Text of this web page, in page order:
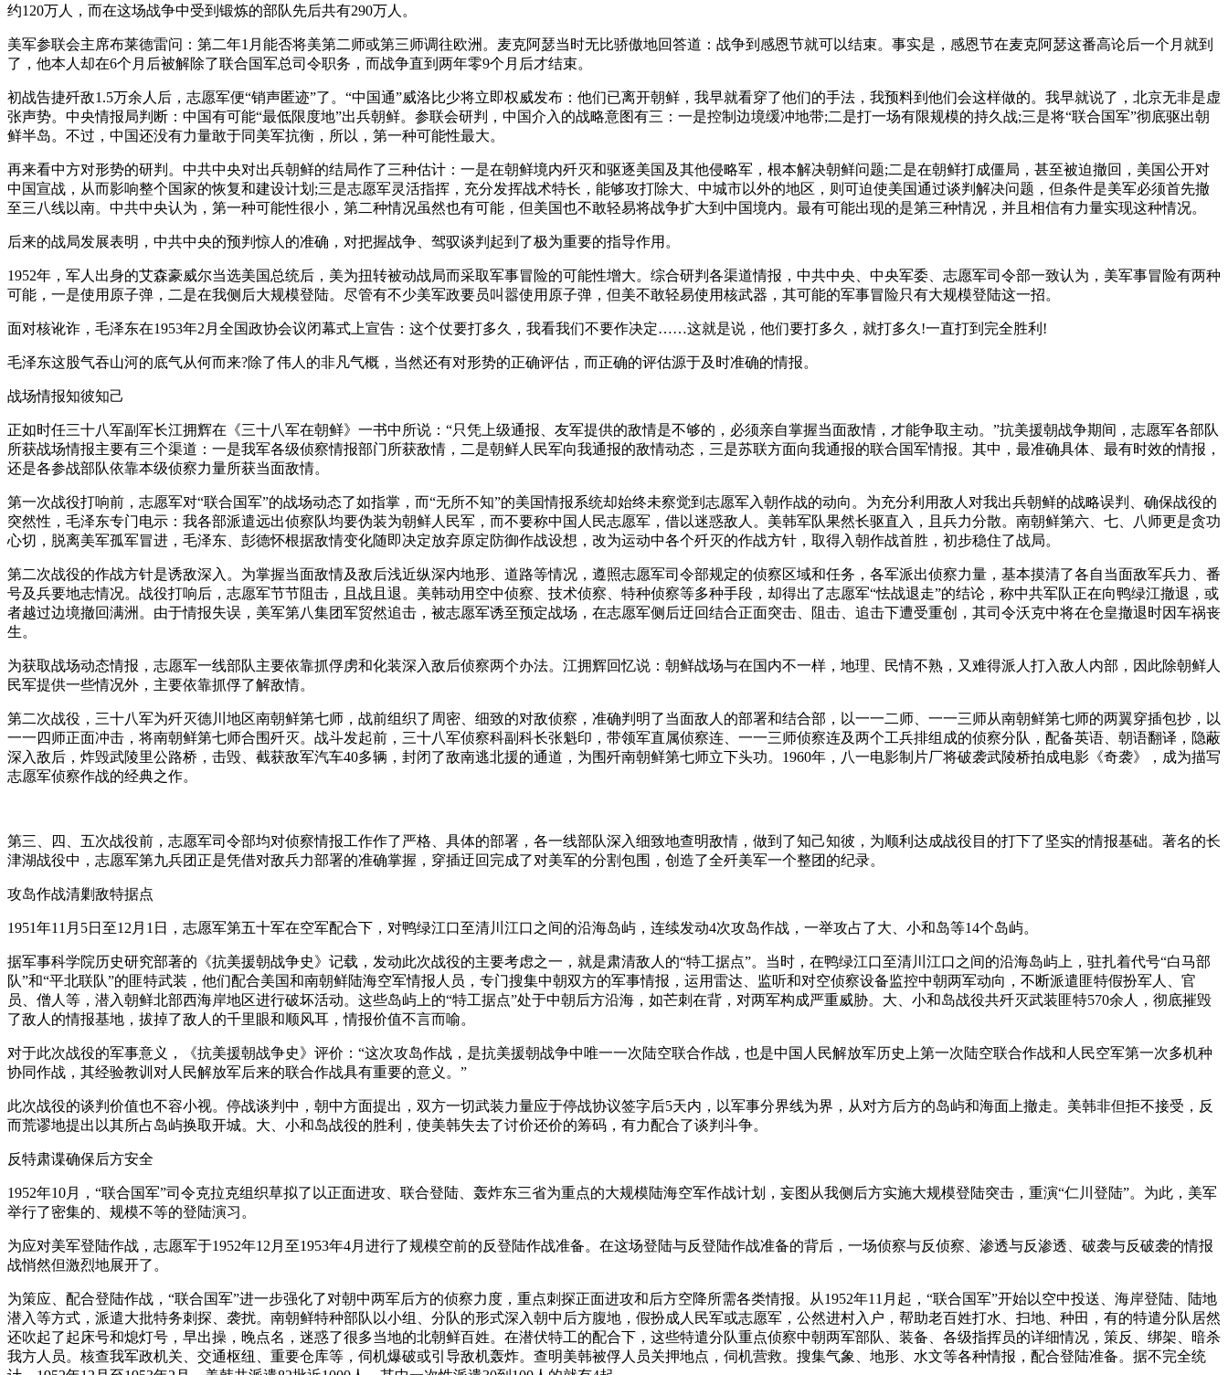
约120万人，而在这场战争中受到锻炼的部队先后共有290万人。
美军参联会主席布莱德雷问：第二年1月能否将美第二师或第三师调往欧洲。麦克阿瑟当时无比骄傲地回答道：战争到感恩节就可以结束。事实是，感恩节在麦克阿瑟这番高论后一个月就到
了，他本人却在6个月后被解除了联合国军总司令职务，而战争直到两年零9个月后才结束。
初战告捷歼敌1.5万余人后，志愿军便“销声匿迹”了。“中国通”威洛比少将立即权威发布：他们已离开朝鲜，我早就看穿了他们的手法，我预料到他们会这样做的。我早就说了，北京无非是虚
张声势。中央情报局判断：中国有可能“最低限度地”出兵朝鲜。参联会研判，中国介入的战略意图有三：一是控制边境缓冲地带;二是打一场有限规模的持久战;三是将“联合国军”彻底驱出朝
鲜半岛。不过，中国还没有力量敢于同美军抗衡，所以，第一种可能性最大。
再来看中方对形势的研判。中共中央对出兵朝鲜的结局作了三种估计：一是在朝鲜境内歼灭和驱逐美国及其他侵略军，根本解决朝鲜问题;二是在朝鲜打成僵局，甚至被迫撤回，美国公开对
中国宣战，从而影响整个国家的恢复和建设计划;三是志愿军灵活指挥，充分发挥战术特长，能够攻打除大、中城市以外的地区，则可迫使美国通过谈判解决问题，但条件是美军必须首先撤
至三八线以南。中共中央认为，第一种可能性很小，第二种情况虽然也有可能，但美国也不敢轻易将战争扩大到中国境内。最有可能出现的是第三种情况，并且相信有力量实现这种情况。
后来的战局发展表明，中共中央的预判惊人的准确，对把握战争、驾驭谈判起到了极为重要的指导作用。
1952年，军人出身的艾森豪威尔当选美国总统后，美为扭转被动战局而采取军事冒险的可能性增大。综合研判各渠道情报，中共中央、中央军委、志愿军司令部一致认为，美军事冒险有两种
可能，一是使用原子弹，二是在我侧后大规模登陆。尽管有不少美军政要员叫嚣使用原子弹，但美不敢轻易使用核武器，其可能的军事冒险只有大规模登陆这一招。
面对核讹诈，毛泽东在1953年2月全国政协会议闭幕式上宣告：这个仗要打多久，我看我们不要作决定……这就是说，他们要打多久，就打多久!一直打到完全胜利!
毛泽东这股气吞山河的底气从何而来?除了伟人的非凡气概，当然还有对形势的正确评估，而正确的评估源于及时准确的情报。
战场情报知彼知己
正如时任三十八军副军长江拥辉在《三十八军在朝鲜》一书中所说：“只凭上级通报、友军提供的敌情是不够的，必须亲自掌握当面敌情，才能争取主动。”抗美援朝战争期间，志愿军各部队
所获战场情报主要有三个渠道：一是我军各级侦察情报部门所获敌情，二是朝鲜人民军向我通报的敌情动态，三是苏联方面向我通报的联合国军情报。其中，最准确具体、最有时效的情报，
还是各参战部队依靠本级侦察力量所获当面敌情。
第一次战役打响前，志愿军对“联合国军”的战场动态了如指掌，而“无所不知”的美国情报系统却始终未察觉到志愿军入朝作战的动向。为充分利用敌人对我出兵朝鲜的战略误判、确保战役的
突然性，毛泽东专门电示：我各部派遣远出侦察队均要伪装为朝鲜人民军，而不要称中国人民志愿军，借以迷惑敌人。美韩军队果然长驱直入，且兵力分散。南朝鲜第六、七、八师更是贪功
心切，脱离美军孤军冒进，毛泽东、彭德怀根据敌情变化随即决定放弃原定防御作战设想，改为运动中各个歼灭的作战方针，取得入朝作战首胜，初步稳住了战局。
第二次战役的作战方针是诱敌深入。为掌握当面敌情及敌后浅近纵深内地形、道路等情况，遵照志愿军司令部规定的侦察区域和任务，各军派出侦察力量，基本摸清了各自当面敌军兵力、番
号及兵要地志情况。战役打响后，志愿军节节阻击，且战且退。美韩动用空中侦察、技术侦察、特种侦察等多种手段，却得出了志愿军“怯战退走”的结论，称中共军队正在向鸭绿江撤退，或
者越过边境撤回满洲。由于情报失误，美军第八集团军贸然追击，被志愿军诱至预定战场，在志愿军侧后迂回结合正面突击、阻击、追击下遭受重创，其司令沃克中将在仓皇撤退时因车祸丧
生。
为获取战场动态情报，志愿军一线部队主要依靠抓俘虏和化装深入敌后侦察两个办法。江拥辉回忆说：朝鲜战场与在国内不一样，地理、民情不熟，又难得派人打入敌人内部，因此除朝鲜人
民军提供一些情况外，主要依靠抓俘了解敌情。
第二次战役，三十八军为歼灭德川地区南朝鲜第七师，战前组织了周密、细致的对敌侦察，准确判明了当面敌人的部署和结合部，以一一二师、一一三师从南朝鲜第七师的两翼穿插包抄，以
一一四师正面冲击，将南朝鲜第七师合围歼灭。战斗发起前，三十八军侦察科副科长张魁印，带领军直属侦察连、一一三师侦察连及两个工兵排组成的侦察分队，配备英语、朝语翻译，隐蔽
深入敌后，炸毁武陵里公路桥，击毁、截获敌军汽车40多辆，封闭了敌南逃北援的通道，为围歼南朝鲜第七师立下头功。1960年，八一电影制片厂将破袭武陵桥拍成电影《奇袭》，成为描写
志愿军侦察作战的经典之作。
第三、四、五次战役前，志愿军司令部均对侦察情报工作作了严格、具体的部署，各一线部队深入细致地查明敌情，做到了知己知彼，为顺利达成战役目的打下了坚实的情报基础。著名的长
津湖战役中，志愿军第九兵团正是凭借对敌兵力部署的准确掌握，穿插迂回完成了对美军的分割包围，创造了全歼美军一个整团的纪录。
攻岛作战清剿敌特据点
1951年11月5日至12月1日，志愿军第五十军在空军配合下，对鸭绿江口至清川江口之间的沿海岛屿，连续发动4次攻岛作战，一举攻占了大、小和岛等14个岛屿。
据军事科学院历史研究部著的《抗美援朝战争史》记载，发动此次战役的主要考虑之一，就是肃清敌人的“特工据点”。当时，在鸭绿江口至清川江口之间的沿海岛屿上，驻扎着代号“白马部
队”和“平北联队”的匪特武装，他们配合美国和南朝鲜陆海空军情报人员，专门搜集中朝双方的军事情报，运用雷达、监听和对空侦察设备监控中朝两军动向，不断派遣匪特假扮军人、官
员、僧人等，潜入朝鲜北部西海岸地区进行破坏活动。这些岛屿上的“特工据点”处于中朝后方沿海，如芒刺在背，对两军构成严重威胁。大、小和岛战役共歼灭武装匪特570余人，彻底摧毁
了敌人的情报基地，拔掉了敌人的千里眼和顺风耳，情报价值不言而喻。
对于此次战役的军事意义，《抗美援朝战争史》评价：“这次攻岛作战，是抗美援朝战争中唯一一次陆空联合作战，也是中国人民解放军历史上第一次陆空联合作战和人民空军第一次多机种
协同作战，其经验教训对人民解放军后来的联合作战具有重要的意义。”
此次战役的谈判价值也不容小视。停战谈判中，朝中方面提出，双方一切武装力量应于停战协议签字后5天内，以军事分界线为界，从对方后方的岛屿和海面上撤走。美韩非但拒不接受，反
而荒谬地提出以其所占岛屿换取开城。大、小和岛战役的胜利，使美韩失去了讨价还价的筹码，有力配合了谈判斗争。
反特肃谍确保后方安全
1952年10月，“联合国军”司令克拉克组织草拟了以正面进攻、联合登陆、轰炸东三省为重点的大规模陆海空军作战计划，妄图从我侧后方实施大规模登陆突击，重演“仁川登陆”。为此，美军
举行了密集的、规模不等的登陆演习。
为应对美军登陆作战，志愿军于1952年12月至1953年4月进行了规模空前的反登陆作战准备。在这场登陆与反登陆作战准备的背后，一场侦察与反侦察、渗透与反渗透、破袭与反破袭的情报
战悄然但激烈地展开了。
为策应、配合登陆作战，“联合国军”进一步强化了对朝中两军后方的侦察力度，重点刺探正面进攻和后方空降所需各类情报。从1952年11月起，“联合国军”开始以空中投送、海岸登陆、陆地
潜入等方式，派遣大批特务刺探、袭扰。南朝鲜特种部队以小组、分队的形式深入朝中后方腹地，假扮成人民军或志愿军，公然进村入户，帮助老百姓打水、扫地、种田，有的特遣分队居然
还吹起了起床号和熄灯号，早出操，晚点名，迷惑了很多当地的北朝鲜百姓。在潜伏特工的配合下，这些特遣分队重点侦察中朝两军部队、装备、各级指挥员的详细情况，策反、绑架、暗杀
我方人员。核查我军政机关、交通枢纽、重要仓库等，伺机爆破或引导敌机轰炸。查明美韩被俘人员关押地点，伺机营救。搜集气象、地形、水文等各种情报，配合登陆准备。据不完全统